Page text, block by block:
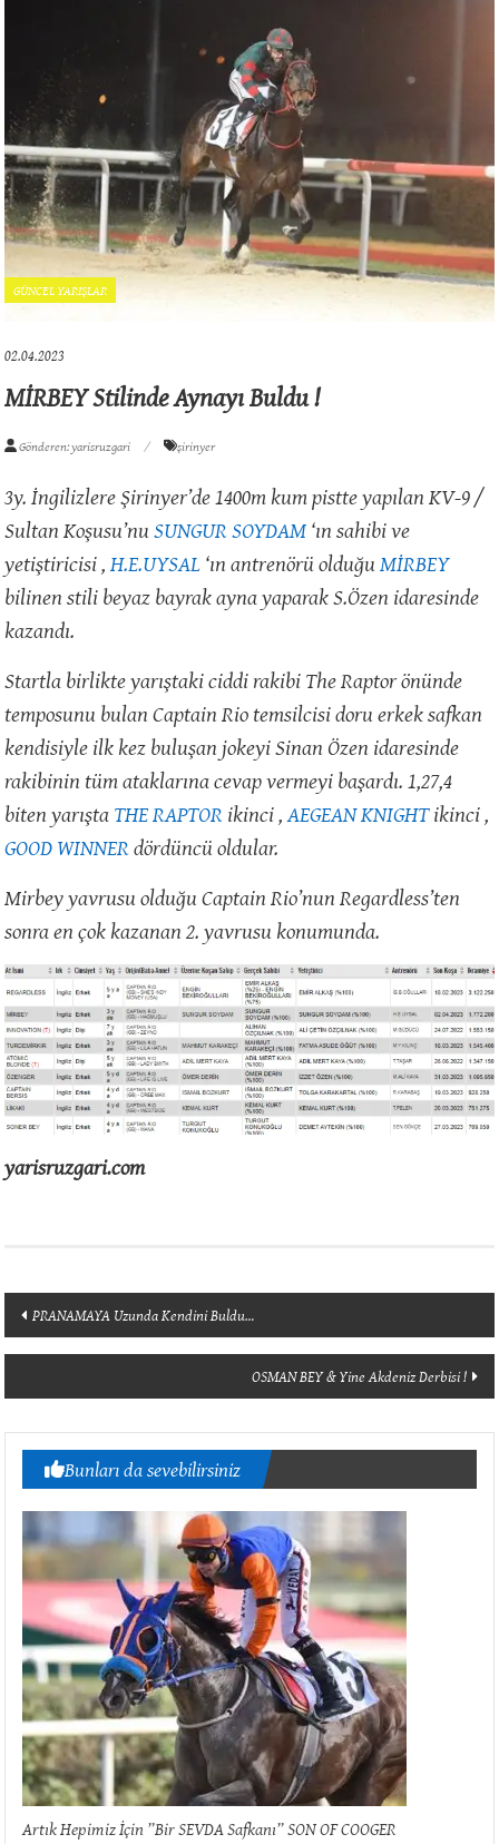
GÜNCEL YARIŞLAR
02.04.2023
MİRBEY Stilinde Aynayı Buldu !
Gönderen: yarisruzgari şirinyer
3y. İngilizlere Şirinyer’de 1400m kum pistte yapılan KV-9 /
Sultan Koşusu’nuSUNGUR SOYDAM‘ın sahibi ve
yetiştiricisi ,H.E.UYSAL‘ın antrenörü olduğuMİRBEY
bilinen stili beyaz bayrak ayna yaparak S.Özen idaresinde
kazandı.
Startla birlikte yarıştaki ciddi rakibi The Raptor önünde
temposunu bulan Captain Rio temsilcisi doru erkek safkan
kendisiyle ilk kez buluşan jokeyi Sinan Özen idaresinde
rakibinin tüm ataklarına cevap vermeyi başardı. 1,27,4
biten yarıştaTHE RAPTORikinci ,AEGEAN KNIGHTikinci ,
GOOD WINNERdördüncü oldular.
Mirbey yavrusu olduğu Captain Rio’nun Regardless’ten
sonra en çok kazanan 2. yavrusu konumunda.
yarisruzgari.com
Yazı
dolaşımı
PRANAMAYA Uzunda Kendini Buldu…
OSMAN BEY & Yine Akdeniz Derbisi !
Bunları da sevebilirsiniz
Artık Hepimiz İçin ”Bir SEVDA Safkanı” SON OF COOGER